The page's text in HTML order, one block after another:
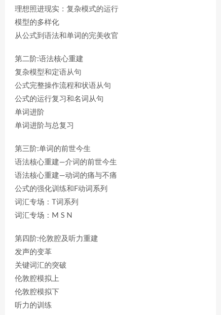
理想照进现实：复杂模式的运行
模型的多样化
从公式到语法和单词的完美收官
第二阶:语法核心重建
复杂模型和定语从句
公式完整操作流程和状语从句
公式的运行复习和名词从句
单词进阶
单词进阶与总复习
第三阶:单词的前世今生
语法核心重建—介词的前世今生
语法核心重建—动词的痛与不痛
公式的强化训练和F动词系列
词汇专场：T词系列
词汇专场：M S N
第四阶:伦敦腔及听力重建
发声的变革
关键词汇的突破
伦敦腔模拟上
伦敦腔模拟下
听力的训练